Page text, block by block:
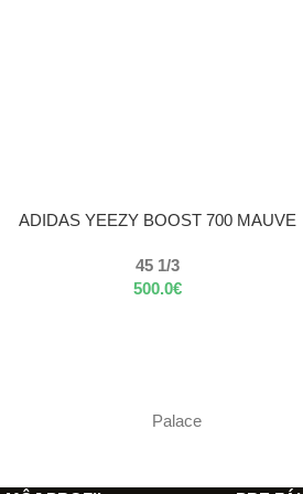
VÝBER MOŽNOSTÍ
ADIDAS YEEZY BOOST 700 MAUVE
45 1/3
500.0€
Palace